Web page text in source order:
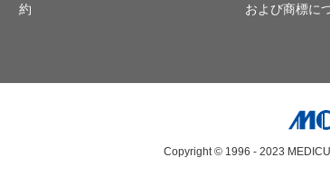
約
および商標に
Copyright © 1996 - 2023